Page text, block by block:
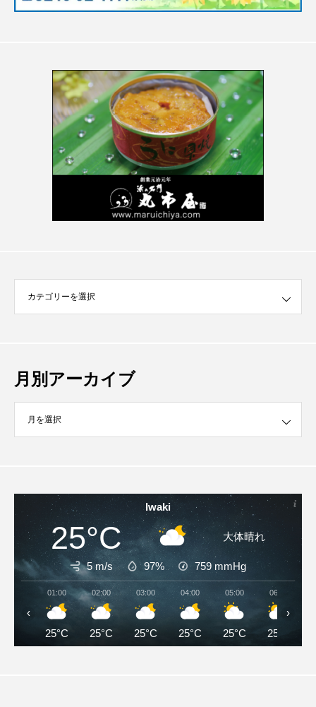
月別アーカイブ
Iwaki
25°C 大体晴れ
5 m/s 97% 759 mmHg
01:00
25°C
02:00
25°C
03:00
25°C
04:00
25°C
05:00
25°C
06:00
25°C
‹ ›